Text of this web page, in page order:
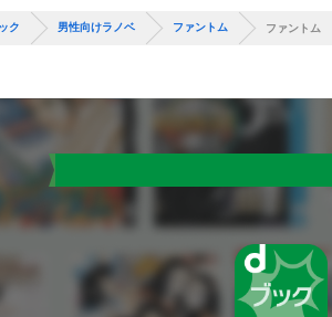
ク 男性向けラノベ ファントム ファントム